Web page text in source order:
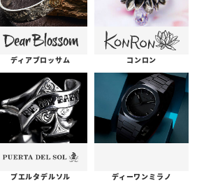
ディアブロッサム コンロン
プエルタデルソル ディーワンミラノ